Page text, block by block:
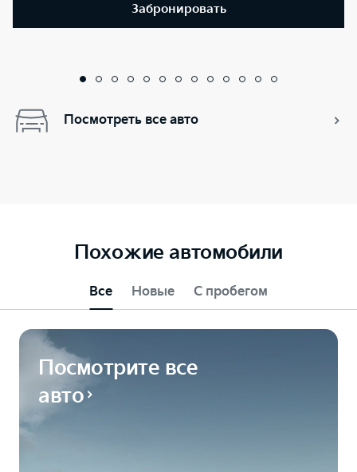
Забронировать
Посмотреть все авто
Похожие автомобили
Все Новые С пробегом
Посмотрите все
авто